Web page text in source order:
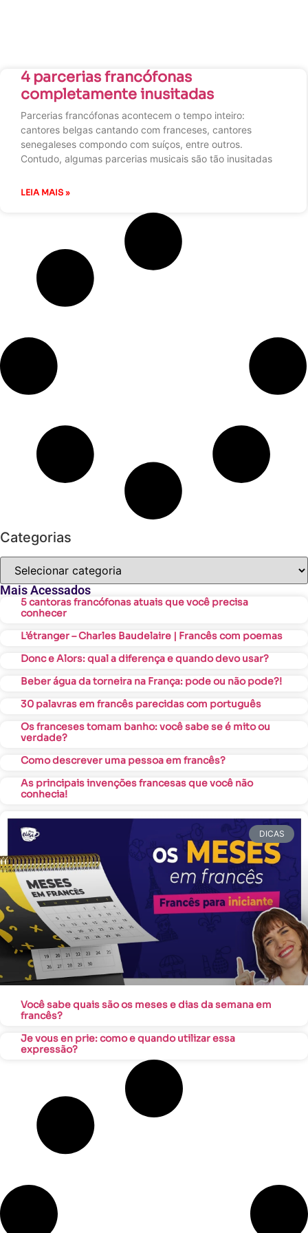
4 parcerias francófonas
completamente inusitadas
Parcerias francófonas acontecem o tempo inteiro:
cantores belgas cantando com franceses, cantores
senegaleses compondo com suíços, entre outros.
Contudo, algumas parcerias musicais são tão inusitadas
LEIA MAIS »
Categorias
Mais Acessados
5 cantoras francófonas atuais que você precisa
conhecer
L’étranger – Charles Baudelaire | Francês com poemas
Donc e Alors: qual a diferença e quando devo usar?
Beber água da torneira na França: pode ou não pode?!
30 palavras em francês parecidas com português
Os franceses tomam banho: você sabe se é mito ou
verdade?
Como descrever uma pessoa em francês?
As principais invenções francesas que você não
conhecia!
DICAS
Você sabe quais são os meses e dias da semana em
francês?
Je vous en prie: como e quando utilizar essa
expressão?